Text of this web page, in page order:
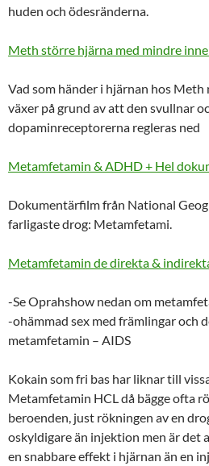
huden och ödesränderna.
Meth större hjärna med mindre
Vad som händer i hjärnan hos Meth
växer på grund av att den svullnar
dopaminreceptorerna regleras ned
Metamfetamin & ADHD + Hel
Dokumentärfilm från National
farligaste drog: Metamfetami.
Metamfetamin de direkta &
-Se Oprahshow nedan om
-ohämmad sex med främlingar och
metamfetamin – AIDS
Kokain som fri bas har liknar till
Metamfetamin HCL då bägge ofta
beroenden, just rökningen av en
oskyldigare än injektion men är det
en snabbare effekt i hjärnan än en